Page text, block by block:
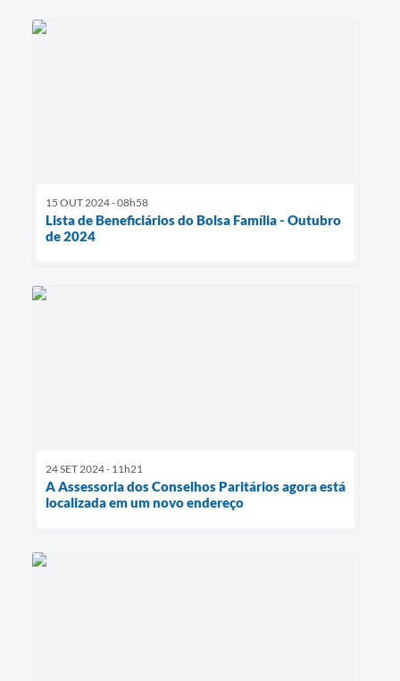
15 OUT 2024 - 08h58
Lista de Beneficiários do Bolsa Família - Outubro
de 2024
24 SET 2024 - 11h21
A Assessoria dos Conselhos Paritários agora está
localizada em um novo endereço